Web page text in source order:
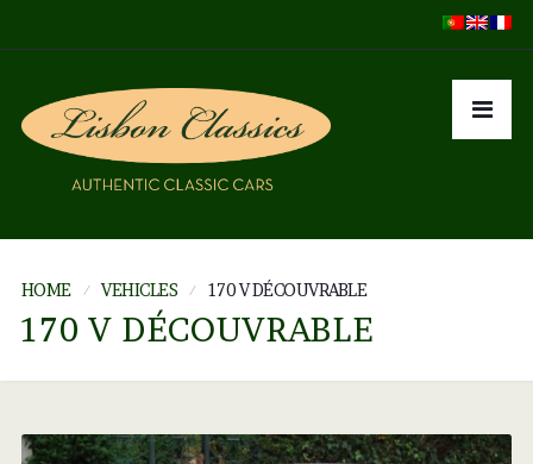
HOME VEHICLES 170 V DÉCOUVRABLE
170 V DÉCOUVRABLE